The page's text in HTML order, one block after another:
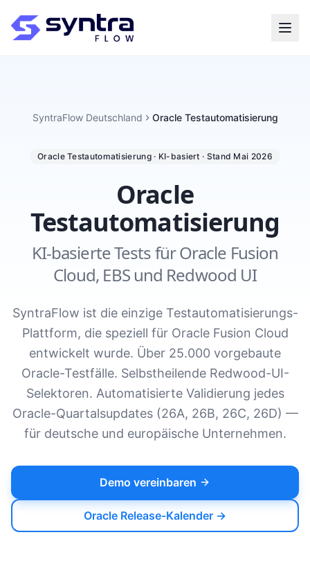
SyntraFlow Deutschland Oracle Testautomatisierung
Oracle Testautomatisierung · KI-basiert · Stand Mai 2026
Oracle
Testautomatisierung
KI-basierte Tests für Oracle Fusion
Cloud, EBS und Redwood UI
SyntraFlow ist die einzige Testautomatisierungs-
Plattform, die speziell für Oracle Fusion Cloud
entwickelt wurde. Über 25.000 vorgebaute
Oracle-Testfälle. Selbstheilende Redwood-UI-
Selektoren. Automatisierte Validierung jedes
Oracle-Quartalsupdates (26A, 26B, 26C, 26D) —
für deutsche und europäische Unternehmen.
Demo vereinbaren
Oracle Release-Kalender →